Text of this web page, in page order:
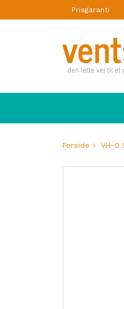
Prisgaranti
Forside VH-O